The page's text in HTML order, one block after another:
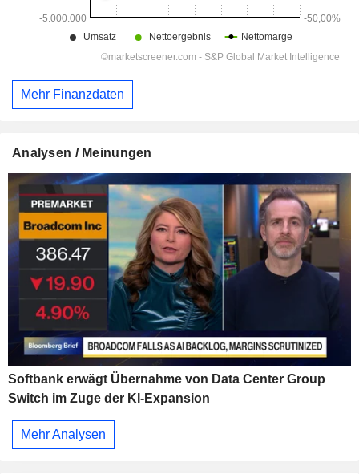
Mehr Finanzdaten
Analysen / Meinungen
Softbank erwägt Übernahme von Data Center Group
Switch im Zuge der KI-Expansion
Mehr Analysen